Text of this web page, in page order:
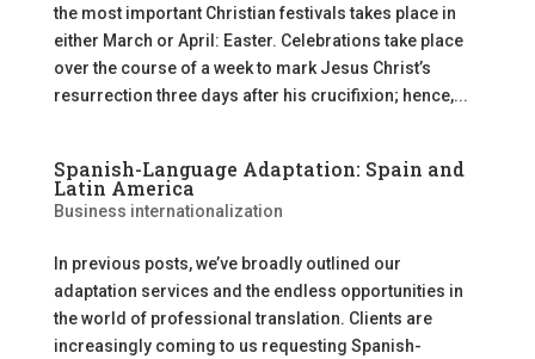
the most important Christian festivals takes place in
either March or April: Easter. Celebrations take place
over the course of a week to mark Jesus Christ’s
resurrection three days after his crucifixion; hence,...
Spanish-Language Adaptation: Spain and
Latin America
Business internationalization
In previous posts, we’ve broadly outlined our
adaptation services and the endless opportunities in
the world of professional translation. Clients are
increasingly coming to us requesting Spanish-